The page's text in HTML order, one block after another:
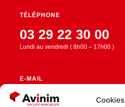
Cookies
TÉLÉPHONE
03 29 22 30 00
Lundi au vendredi ( 8h00 – 17h00 )
E-MAIL
contact@avinim.fr